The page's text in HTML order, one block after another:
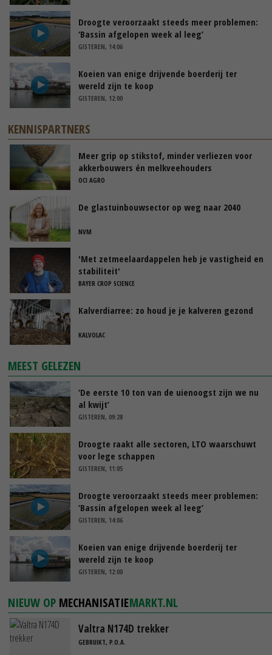
Droogte veroorzaakt steeds meer problemen:
‘Bassin afgelopen week al leeg’
GISTEREN, 14:06
Koeien van enige drijvende boerderij ter
wereld zijn te koop
GISTEREN, 12:00
KENNISPARTNERS
Meer grip op stikstof, minder verliezen voor
akkerbouwers én melkveehouders
OCI AGRO
De glastuinbouwsector op weg naar 2040
NVM
'Met zetmeelaardappelen heb je vastigheid en
stabiliteit'
BAYER CROP SCIENCE
Kalverdiarree: zo houd je je kalveren gezond
KALVOLAC
MEEST GELEZEN
‘De eerste 10 ton van de uienoogst zijn we nu
al kwijt’
GISTEREN, 09:28
Droogte raakt alle sectoren, LTO waarschuwt
voor lege schappen
GISTEREN, 11:05
Droogte veroorzaakt steeds meer problemen:
‘Bassin afgelopen week al leeg’
GISTEREN, 14:06
Koeien van enige drijvende boerderij ter
wereld zijn te koop
GISTEREN, 12:00
NIEUW OP MECHANISATIEMARKT.NL
Valtra N174D trekker
GEBRUIKT, P.O.A.